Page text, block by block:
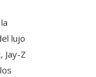
lujo
Jay-Z